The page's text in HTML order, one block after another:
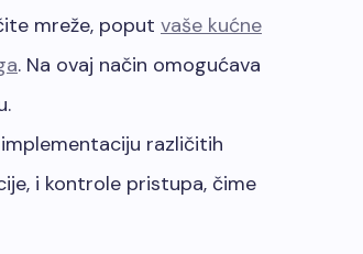
mreže, poput vaše kućne
. Na ovaj način omogućava
različitih
i kontrole pristupa, čime